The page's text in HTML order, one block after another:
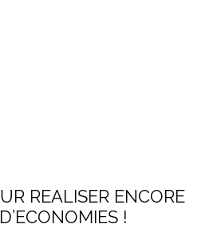
REALISER ENCORE
!